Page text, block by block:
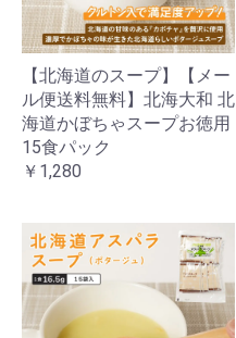
【北海道のスープ】【メー
ル便送料無料】北海大和 北
海道かぼちゃスープお徳用
15食パック
￥1,280